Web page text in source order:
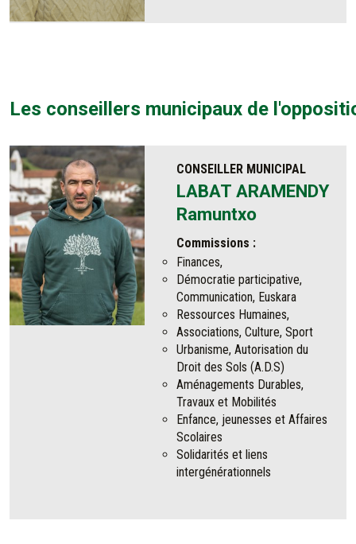
Les conseillers municipaux de
CONSEILLER MUNICIPAL
LABAT ARAMENDY
Ramuntxo
Commissions :
Finances,
Démocratie participative,
Communication, Euskara
Ressources Humaines,
Associations, Culture, Sport
Urbanisme, Autorisation du
Droit des Sols (A.D.S)
Aménagements Durables,
Travaux et Mobilités
Enfance, jeunesses et Affaires
Scolaires
Solidarités et liens
intergénérationnels